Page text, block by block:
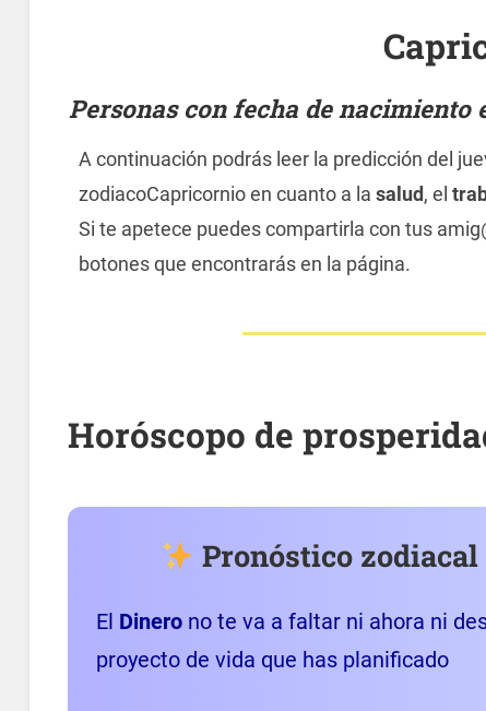
Personas con fecha de nacimiento
A continuación podrás leer la predicción del
zodiacoCapricornio en cuanto a la salud, el
Si te apetece puedes compartirla con tus
botones que encontrarás en la página.
Horóscopo de
Pronóstico
El Dinerono te va a faltar ni ahora ni
proyecto de vida que has planificado